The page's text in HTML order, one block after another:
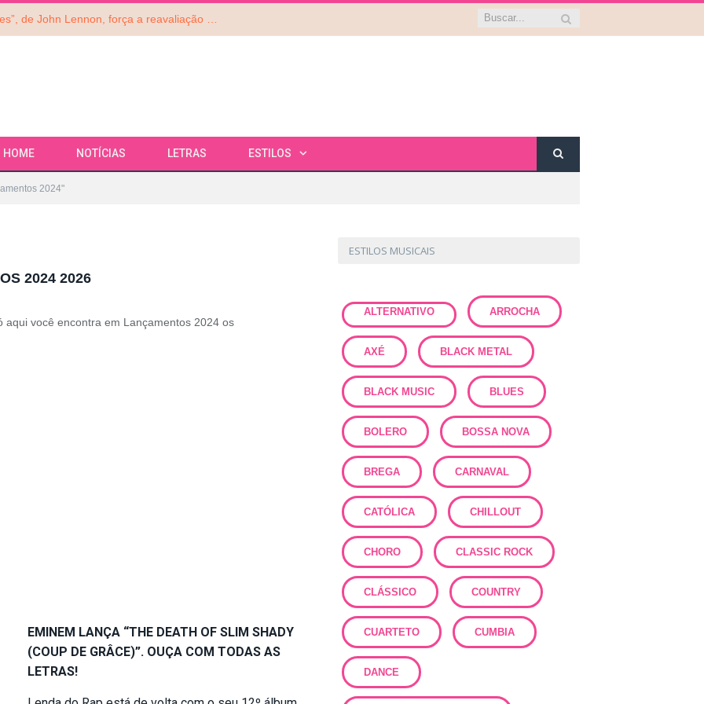
Reedição de “Mind Games”, de John Lennon, força a reavaliação do álbum do ex-Beatle. Ouça!
HOME NOTÍCIAS LETRAS ESTILOS
2024"
2024 2026
você encontra em Lançamentos 2024 os
EMINEM LANÇA “THE DEATH OF SLIM SHADY
(COUP DE GRÂCE)”. OUÇA COM TODAS AS
LETRAS!
ESTILOS MUSICAIS
ALTERNATIVO ARROCHA
AXÉ BLACK METAL
BLACK MUSIC BLUES
BOLERO BOSSA NOVA
BREGA CARNAVAL
CATÓLICA CHILLOUT
CHORO CLASSIC ROCK
CLÁSSICO COUNTRY
CUARTETO CUMBIA
DANCE